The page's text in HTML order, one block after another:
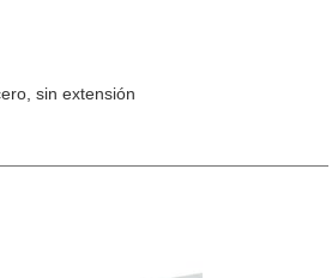
sin extensión